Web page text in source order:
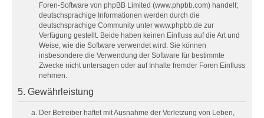
Foren-Software von phpBB Limited (www.phpbb.com) handelt;
deutschsprachige Informationen werden durch die
deutschsprachige Community unter www.phpbb.de zur
Verfügung gestellt. Beide haben keinen Einfluss auf die Art und
Weise, wie die Software verwendet wird. Sie können
insbesondere die Verwendung der Software für bestimmte
Zwecke nicht untersagen oder auf Inhalte fremder Foren Einfluss
nehmen.
5. Gewährleistung
Der Betreiber haftet mit Ausnahme der Verletzung von Leben,